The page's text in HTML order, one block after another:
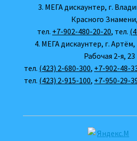
3. МЕГА дискаунтер, г.
Красного
тел. +7-902-480-20-20, тел.
4. МЕГА дискаунтер, г. Артём,
Рабочая 2-я, 23
тел. (423) 2-680-300, +7-902-48-
тел. (423) 2-915-100, +7-950-29-